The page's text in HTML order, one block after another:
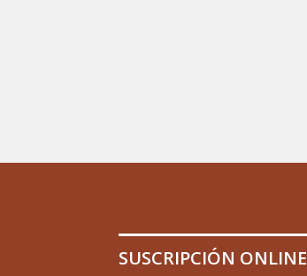
SUSCRIPCIÓN ONLINE